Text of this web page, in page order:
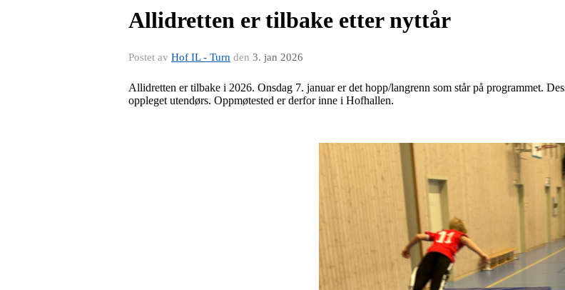
Allidretten er tilbake etter nyttår
Postet av Hof IL - Turn den 3. jan 2026
Allidretten er tilbake i 2026. Onsdag 7. januar er det hopp/langrenn som står på programmet.
oppleget utendørs. Oppmøtested er derfor inne i Hofhallen.